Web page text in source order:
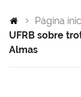
Página
UFRB sobre
Almas